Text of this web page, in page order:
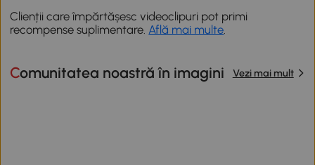
Clienții care împărtășesc videoclipuri pot primi
recompense suplimentare. Află mai multe.
Comunitatea noastră în imagini Vezi mai mult